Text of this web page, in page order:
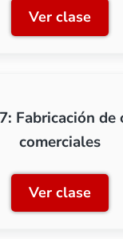
Ver clase
Clase 6:
Fabricación de
comerciales
Ver clase
Clase 7: